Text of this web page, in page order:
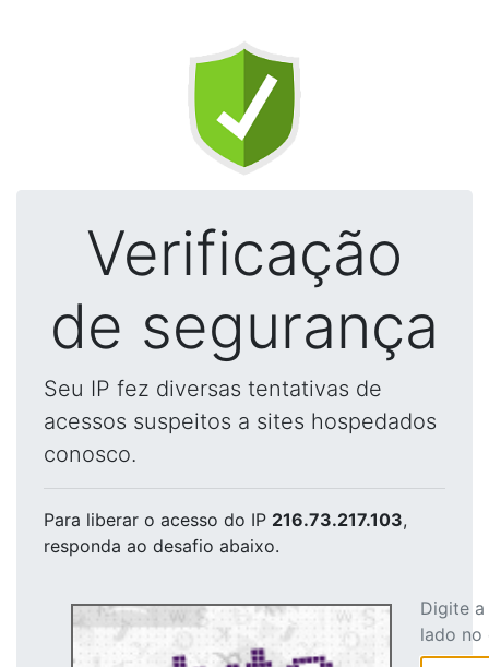
Verificação
de segurança
Seu IP fez diversas tentativas de
acessos suspeitos a sites hospedados
conosco.
Para liberar o acesso do IP 216.73.217.103,
responda ao desafio abaixo.
Digite
lado no